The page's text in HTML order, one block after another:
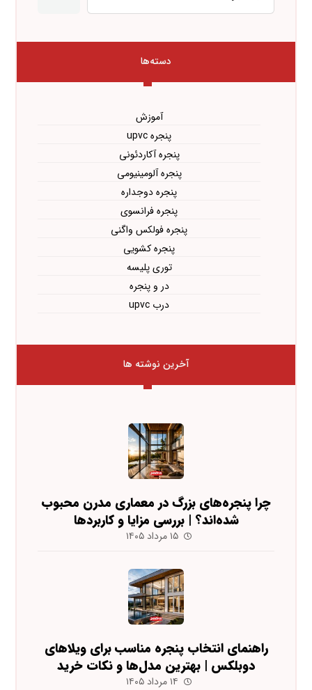
دسته‌ها
آموزش
پنجره upvc
پنجره آکاردئونی
پنجره آلومینیومی
پنجره دوجداره
پنجره فرانسوی
پنجره فولکس واگنی
پنجره کشویی
توری پلیسه
در و پنجره
درب upvc
آخرین نوشته ها
چرا پنجره‌های بزرگ در معماری مدرن محبوب
شده‌اند؟ | بررسی مزایا و کاربردها
۱۵ مرداد ۱۴۰۵
راهنمای انتخاب پنجره مناسب برای ویلاهای
دوبلکس | بهترین مدل‌ها و نکات خرید
۱۴ مرداد ۱۴۰۵